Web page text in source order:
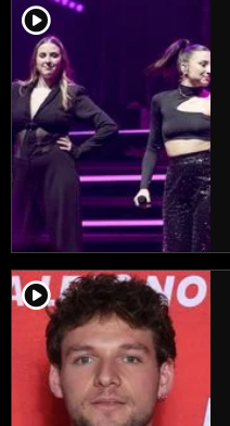
player2
player2